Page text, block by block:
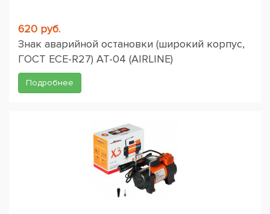
620 руб.
Знак аварийной остановки (широкий корпус,
ГОСТ ЕСЕ-R27) AT-04 (AIRLINE)
Подробнее